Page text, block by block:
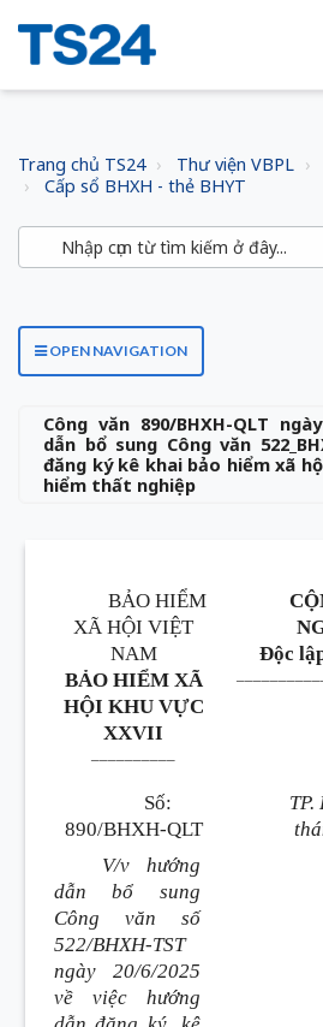
Trang chủ TS24 Thư viện VBPL
Cấp sổ BHXH - thẻ BHYT
OPEN NAVIGATION
Công văn 890/BHXH-QLT
dẫn bổ sung Công văn
đăng ký kê khai bảo hiểm xã
hiểm thất nghiệp
BẢO HIỂM
XÃ HỘI VIỆT
NAM
BẢO HIỂM XÃ
HỘI KHU VỰC
XXVII
Độc
Số:
890/BHXH-QLT
V/v hướng
dẫn bổ sung
Công văn số
522/BHXH-TST
ngày 20/6/2025
về việc hướng